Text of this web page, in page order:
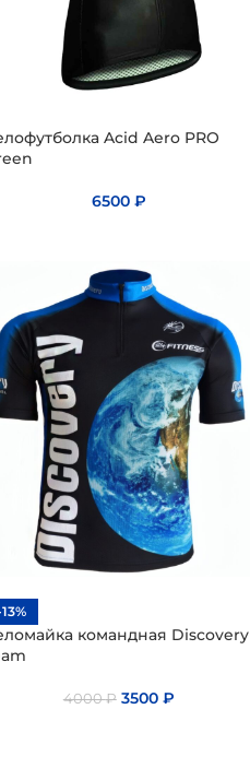
Acid Aero PRO
6500 ₽
командная Discovery
4000₽ 3500 ₽